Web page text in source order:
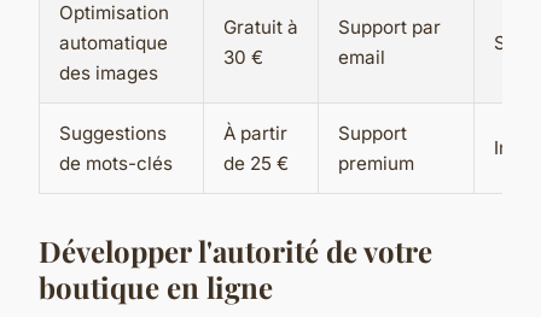
Optimisation
automatique
des images
Gratuit à
30 €
Support par
email
Suggestions
de mots-clés
À partir
de 25 €
Support
premium
Développer l'autorité de votre
boutique en ligne